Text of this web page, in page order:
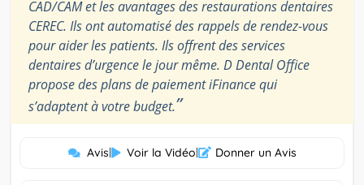
CAD/CAM et les avantages des restaurations dentaires
CEREC. Ils ont automatisé des rappels de rendez-vous
pour aider les patients. Ils offrent des services
dentaires d’urgence le jour même. D Dental Office
propose des plans de paiement iFinance qui
s’adaptent à votre budget.”
Avis| Voir la Vidéo| Donner un Avis